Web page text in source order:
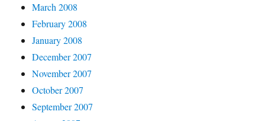
March 2008
February 2008
January 2008
December 2007
November 2007
October 2007
September 2007